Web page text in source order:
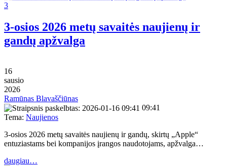
3
3-osios 2026 metų savaitės naujienų ir
gandų apžvalga
16
sausio
2026
Ramūnas Blavaščiūnas
09:41
Tema: Naujienos
3-osios 2026 metų savaitės naujienų ir gandų, skirtų „Apple“
entuziastams bei kompanijos įrangos naudotojams, apžvalga…
daugiau…